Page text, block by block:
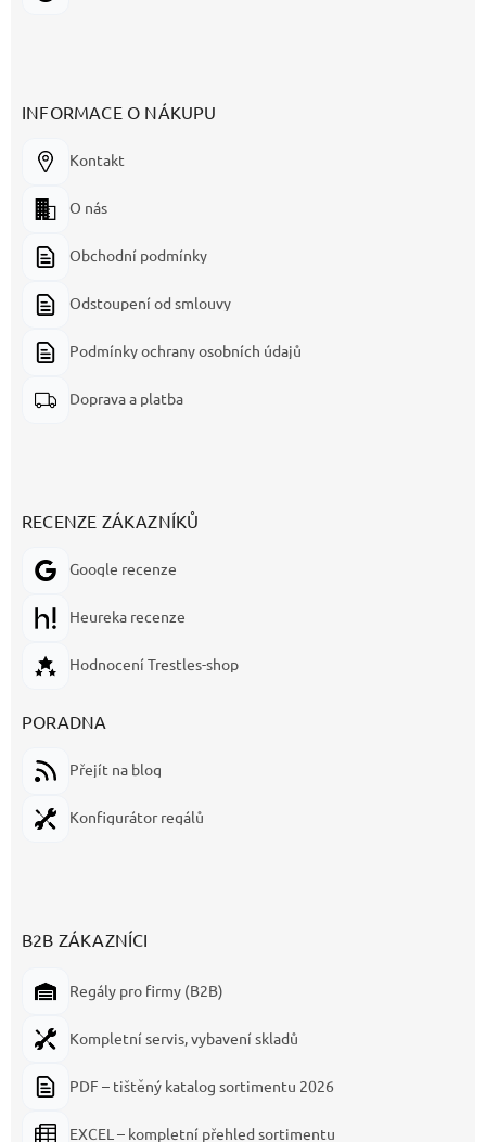
INFORMACE O NÁKUPU
Kontakt
O nás
Obchodní podmínky
Odstoupení od smlouvy
Podmínky ochrany osobních údajů
Doprava a platba
RECENZE ZÁKAZNÍKŮ
Google recenze
Heureka recenze
Hodnocení Trestles-shop
PORADNA
Přejít na blog
Konfigurátor regálů
B2B ZÁKAZNÍCI
Regály pro firmy (B2B)
Kompletní servis, vybavení skladů
PDF – tištěný katalog sortimentu 2026
EXCEL – kompletní přehled sortimentu